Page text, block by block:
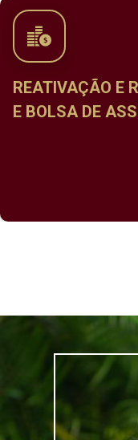
CALENDÁRIO
DISCIPLINAS DO